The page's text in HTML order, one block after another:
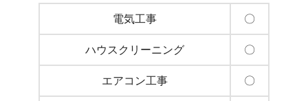
電気工事 〇
ハウスクリーニング 〇
エアコン工事 〇